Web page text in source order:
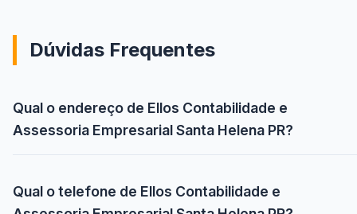
Dúvidas Frequentes
Qual o endereço de Ellos Contabilidade e
Assessoria Empresarial Santa Helena PR?
Qual o telefone de Ellos Contabilidade e